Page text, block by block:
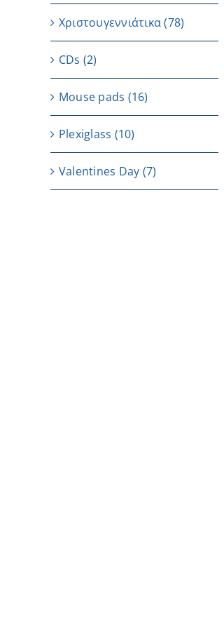
Χριστουγεννιάτικα(78)
CDs (2)
Μouse pads (16)
Plexiglass (10)
Valentines Day (7)